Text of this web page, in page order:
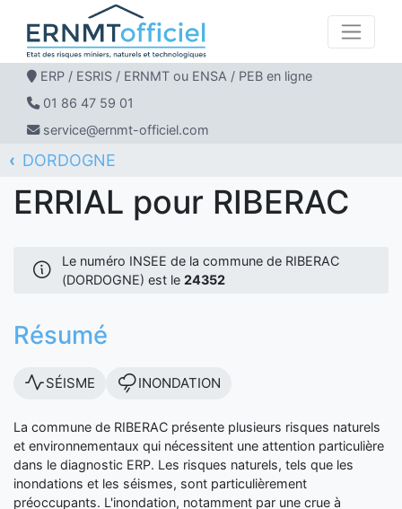
ERP / ESRIS / ERNMT ou ENSA / PEB en ligne
01 86 47 59 01
service@ernmt-officiel.com
ERNMT Officiel
ERRIAL
DORDOGNE
RIBERAC
ERRIAL pour RIBERAC
Le numéro INSEE de la commune de RIBERAC
(DORDOGNE) est le 24352
Résumé
SÉISME INONDATION
La commune de RIBERAC présente plusieurs risques naturels
et environnementaux qui nécessitent une attention particulière
dans le diagnostic ERP. Les risques naturels, tels que les
inondations et les séismes, sont particulièrement
préoccupants. L'inondation, notamment par une crue à